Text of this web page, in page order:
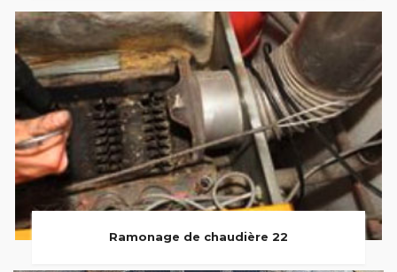
Ramonage de chaudière 22